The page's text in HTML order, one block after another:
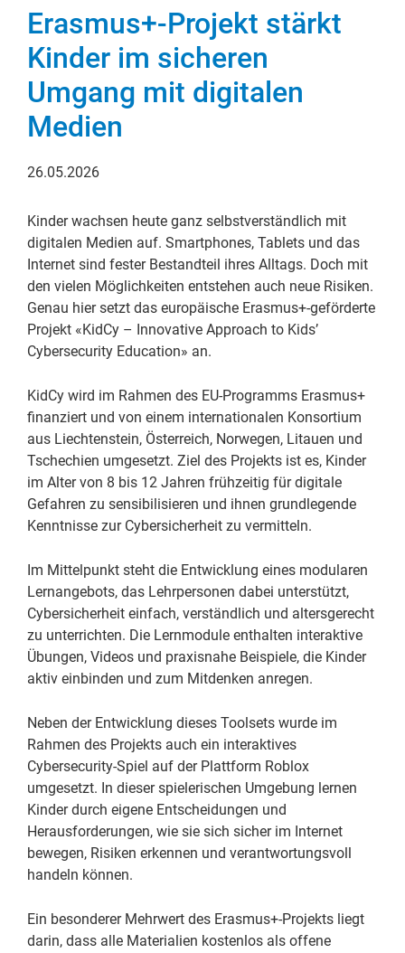
Erasmus+-Projekt stärkt
Kinder im sicheren
Umgang mit digitalen
Medien
26.05.2026
Kinder wachsen heute ganz selbstverständlich mit
digitalen Medien auf. Smartphones, Tablets und das
Internet sind fester Bestandteil ihres Alltags. Doch mit
den vielen Möglichkeiten entstehen auch neue Risiken.
Genau hier setzt das europäische Erasmus+-geförderte
Projekt «KidCy – Innovative Approach to Kids’
Cybersecurity Education» an.
KidCy wird im Rahmen des EU-Programms Erasmus+
finanziert und von einem internationalen Konsortium
aus Liechtenstein, Österreich, Norwegen, Litauen und
Tschechien umgesetzt. Ziel des Projekts ist es, Kinder
im Alter von 8 bis 12 Jahren frühzeitig für digitale
Gefahren zu sensibilisieren und ihnen grundlegende
Kenntnisse zur Cybersicherheit zu vermitteln.
Im Mittelpunkt steht die Entwicklung eines modularen
Lernangebots, das Lehrpersonen dabei unterstützt,
Cybersicherheit einfach, verständlich und altersgerecht
zu unterrichten. Die Lernmodule enthalten interaktive
Übungen, Videos und praxisnahe Beispiele, die Kinder
aktiv einbinden und zum Mitdenken anregen.
Neben der Entwicklung dieses Toolsets wurde im
Rahmen des Projekts auch ein interaktives
Cybersecurity-Spiel auf der Plattform Roblox
umgesetzt. In dieser spielerischen Umgebung lernen
Kinder durch eigene Entscheidungen und
Herausforderungen, wie sie sich sicher im Internet
bewegen, Risiken erkennen und verantwortungsvoll
handeln können.
Ein besonderer Mehrwert des Erasmus+-Projekts liegt
darin, dass alle Materialien kostenlos als offene